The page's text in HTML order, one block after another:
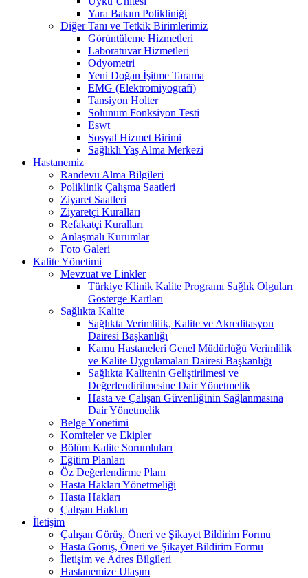
Yara Bakım Polikliniği
Diğer Tanı ve Tetkik Birimlerimiz
Görüntüleme Hizmetleri
Laboratuvar Hizmetleri
Odyometri
Yeni Doğan İşitme Tarama
EMG (Elektromiyografi)
Tansiyon Holter
Solunum Fonksiyon Testi
Eswt
Sosyal Hizmet Birimi
Sağlıklı Yaş Alma Merkezi
Hastanemiz
Randevu Alma Bilgileri
Poliklinik Çalışma Saatleri
Ziyaret Saatleri
Ziyaretçi Kuralları
Refakatçi Kuralları
Anlaşmalı Kurumlar
Foto Galeri
Kalite Yönetimi
Mevzuat ve Linkler
Türkiye Klinik Kalite Programı Sağlık Olguları
Gösterge Kartları
Sağlıkta Kalite
Sağlıkta Verimlilik, Kalite ve Akreditasyon
Dairesi Başkanlığı
Kamu Hastaneleri Genel Müdürlüğü Verimlilik
ve Kalite Uygulamaları Dairesi Başkanlığı
Sağlıkta Kalitenin Geliştirilmesi ve
Değerlendirilmesine Dair Yönetmelik
Hasta ve Çalışan Güvenliğinin Sağlanmasına
Dair Yönetmelik
Belge Yönetimi
Komiteler ve Ekipler
Bölüm Kalite Sorumluları
Eğitim Planları
Öz Değerlendirme Planı
Hasta Hakları Yönetmeliği
Hasta Hakları
Çalışan Hakları
İletişim
Çalışan Görüş, Öneri ve Şikayet Bildirim Formu
Hasta Görüş, Öneri ve Şikayet Bildirim Formu
İletişim ve Adres Bilgileri
Hastanemize Ulaşım